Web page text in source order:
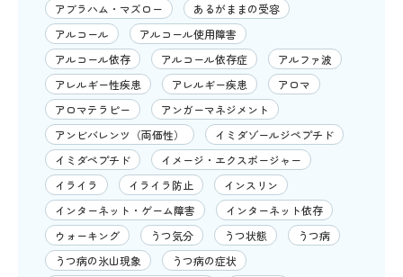
アブラハム・マズロー
あるがままの受容
アルコール
アルコール使用障害
アルコール依存
アルコール依存症
アルファ波
アレルギー性疾患
アレルギー疾患
アロマ
アロマテラピー
アンガーマネジメント
アンビバレンツ（両価性）
イミダゾールジペプチド
イミダペプチド
イメージ・エクスポージャー
イライラ
イライラ防止
インスリン
インターネット・ゲーム障害
インターネット依存
ウォーキング
うつ気分 うつ状態
うつ病
うつ病の氷山現象
うつ病の症状